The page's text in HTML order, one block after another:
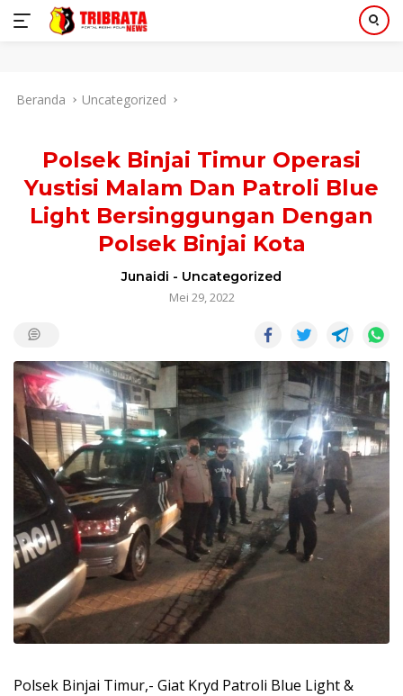
Beranda Uncategorized
Polsek Binjai Timur Operasi
Yustisi Malam Dan Patroli Blue
Light Bersinggungan Dengan
Polsek Binjai Kota
Junaidi - Uncategorized
Mei 29, 2022
Polsek Binjai Timur,- Giat Kryd Patroli Blue Light &